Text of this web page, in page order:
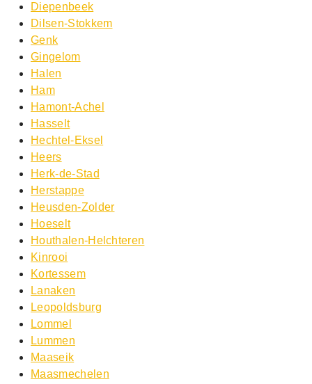
Diepenbeek
Dilsen-Stokkem
Genk
Gingelom
Halen
Ham
Hamont-Achel
Hasselt
Hechtel-Eksel
Heers
Herk-de-Stad
Herstappe
Heusden-Zolder
Hoeselt
Houthalen-Helchteren
Kinrooi
Kortessem
Lanaken
Leopoldsburg
Lommel
Lummen
Maaseik
Maasmechelen